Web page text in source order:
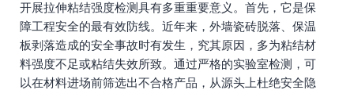
开展拉伸粘结强度检测具有多重重要意义。首先，它是保
障工程安全的最有效防线。近年来，外墙瓷砖脱落、保温
板剥落造成的安全事故时有发生，究其原因，多为粘结材
料强度不足或粘结失效所致。通过严格的实验室检测，可
以在材料进场前筛选出不合格产品，从源头上杜绝安全隐